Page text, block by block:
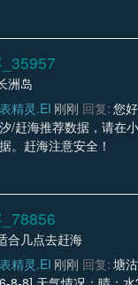
洲岛
精灵.EI 刚刚 回复: 您
/赶海推荐数据，请在
。赶海注意安全！
合几点去赶海
精灵.EI 刚刚 回复: 塘